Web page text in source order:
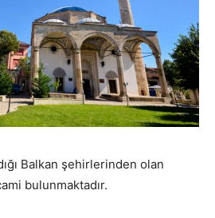
Balkan şehirlerinden olan
bulunmaktadır.